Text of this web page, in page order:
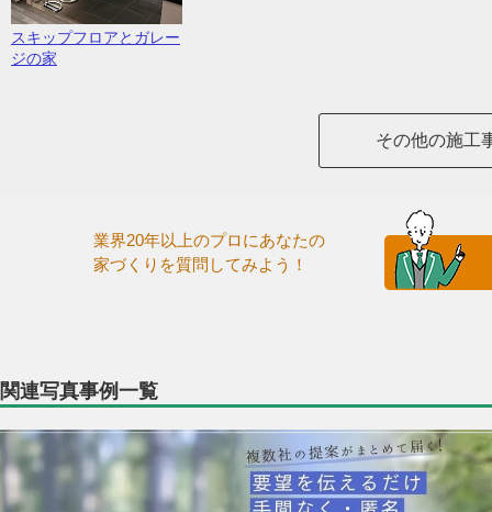
スキップフロアとガレー
ジの家
その他の施工
業界20年以上のプロにあなたの
家づくりを質問してみよう！
関連写真事例一覧